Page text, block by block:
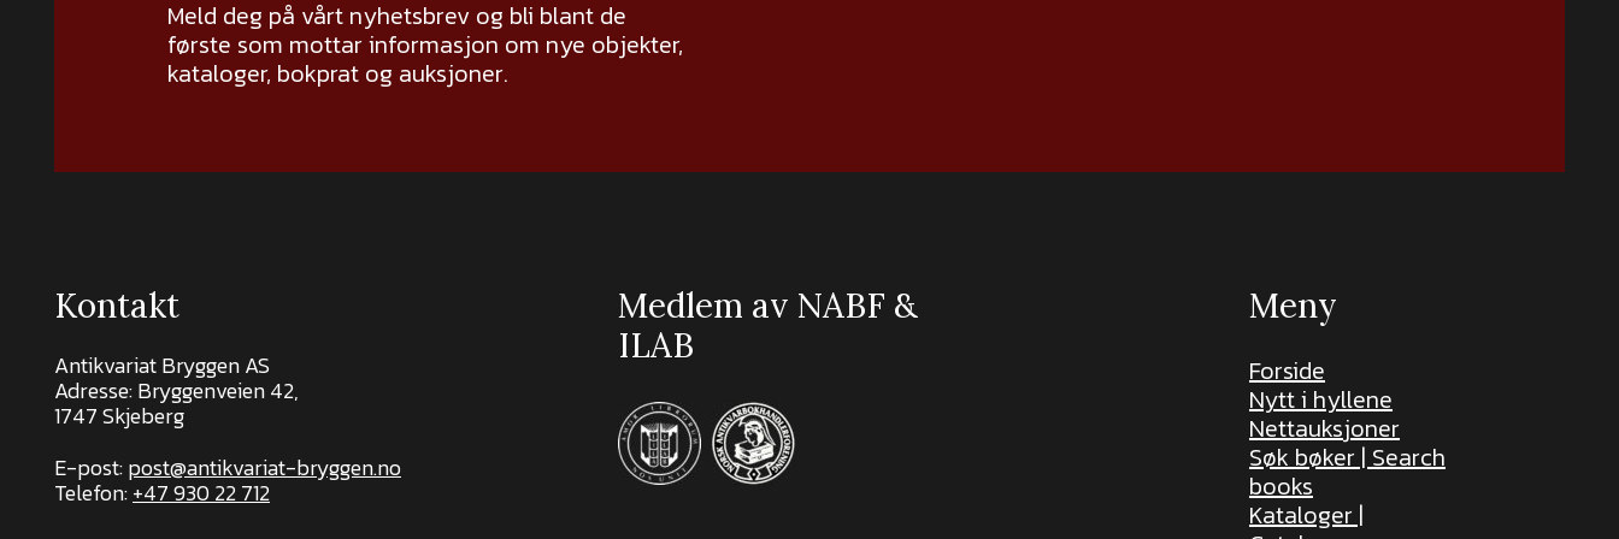
Meld deg på vårt nyhetsbrev og bli blant de
første som mottar informasjon om nye objekter,
kataloger, bokprat og auksjoner.
Kontakt
Antikvariat Bryggen AS
Adresse: Bryggenveien 42,
1747 Skjeberg
E-post:post@antikvariat-bryggen.no
Telefon:+47 930 22 712
Medlem av NABF &
ILAB
Meny
Forside
Nytt i hyllene
Nettauksjoner
Søk bøker | Search
books
Kataloger |